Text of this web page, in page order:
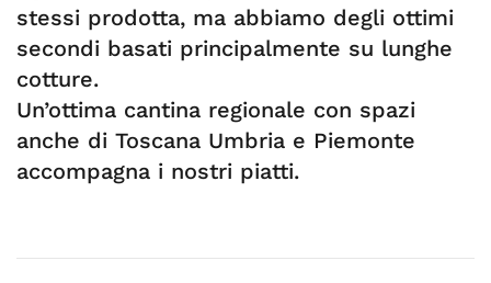
stessi prodotta, ma abbiamo degli ottimi
secondi basati principalmente su lunghe
cotture.
Un’ottima cantina regionale con spazi
anche di Toscana Umbria e Piemonte
accompagna i nostri piatti.